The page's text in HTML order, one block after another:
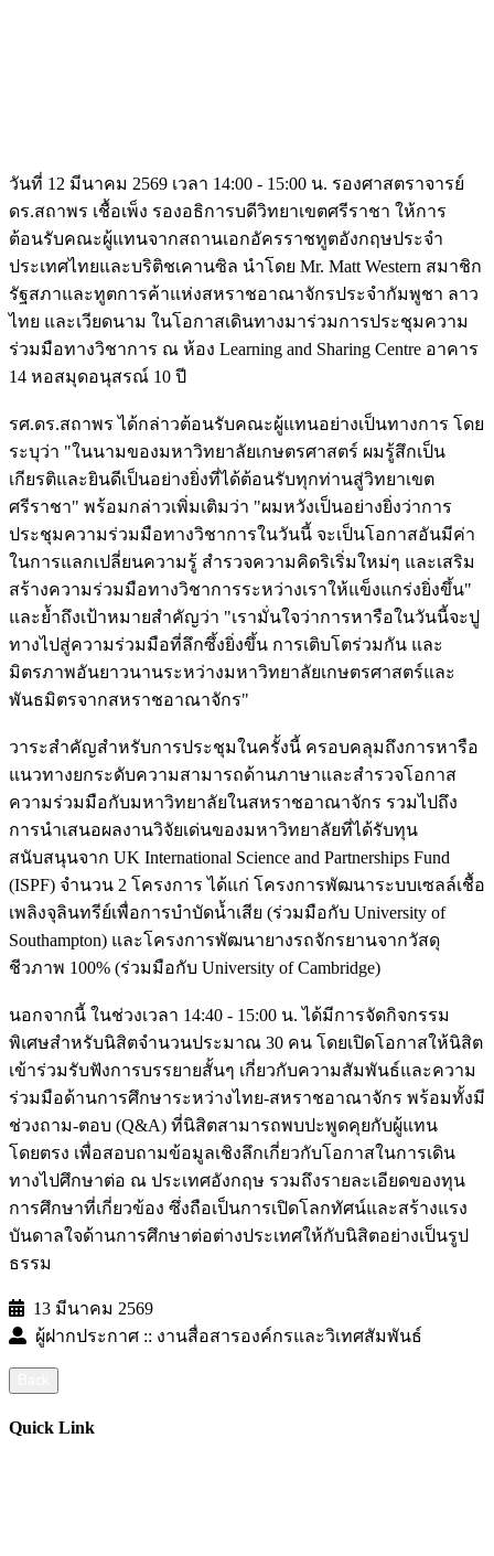
วันที่ 12 มีนาคม 2569 เวลา 14:00 - 15:00 น. รองศาสตราจารย์
ดร.สถาพร เชื้อเพ็ง รองอธิการบดีวิทยาเขตศรีราชา ให้การ
ต้อนรับคณะผู้แทนจากสถานเอกอัครราชทูตอังกฤษประจำ
ประเทศไทยและบริติชเคานซิล นำโดย Mr. Matt Western สมาชิก
รัฐสภาและทูตการค้าแห่งสหราชอาณาจักรประจำกัมพูชา ลาว
ไทย และเวียดนาม ในโอกาสเดินทางมาร่วมการประชุมความ
ร่วมมือทางวิชาการ ณ ห้อง Learning and Sharing Centre อาคาร
14 หอสมุดอนุสรณ์ 10 ปี
รศ.ดร.สถาพร ได้กล่าวต้อนรับคณะผู้แทนอย่างเป็นทางการ โดย
ระบุว่า "ในนามของมหาวิทยาลัยเกษตรศาสตร์ ผมรู้สึกเป็น
เกียรติและยินดีเป็นอย่างยิ่งที่ได้ต้อนรับทุกท่านสู่วิทยาเขต
ศรีราชา" พร้อมกล่าวเพิ่มเติมว่า "ผมหวังเป็นอย่างยิ่งว่าการ
ประชุมความร่วมมือทางวิชาการในวันนี้ จะเป็นโอกาสอันมีค่า
ในการแลกเปลี่ยนความรู้ สำรวจความคิดริเริ่มใหม่ๆ และเสริม
สร้างความร่วมมือทางวิชาการระหว่างเราให้แข็งแกร่งยิ่งขึ้น"
และย้ำถึงเป้าหมายสำคัญว่า "เรามั่นใจว่าการหารือในวันนี้จะปู
ทางไปสู่ความร่วมมือที่ลึกซึ้งยิ่งขึ้น การเติบโตร่วมกัน และ
มิตรภาพอันยาวนานระหว่างมหาวิทยาลัยเกษตรศาสตร์และ
พันธมิตรจากสหราชอาณาจักร"
วาระสำคัญสำหรับการประชุมในครั้งนี้ ครอบคลุมถึงการหารือ
แนวทางยกระดับความสามารถด้านภาษาและสำรวจโอกาส
ความร่วมมือกับมหาวิทยาลัยในสหราชอาณาจักร รวมไปถึง
การนำเสนอผลงานวิจัยเด่นของมหาวิทยาลัยที่ได้รับทุน
สนับสนุนจาก UK International Science and Partnerships Fund
(ISPF) จำนวน 2 โครงการ ได้แก่ โครงการพัฒนาระบบเซลล์เชื้อ
เพลิงจุลินทรีย์เพื่อการบำบัดน้ำเสีย (ร่วมมือกับ University of
Southampton) และโครงการพัฒนายางรถจักรยานจากวัสดุ
ชีวภาพ 100% (ร่วมมือกับ University of Cambridge)
นอกจากนี้ ในช่วงเวลา 14:40 - 15:00 น. ได้มีการจัดกิจกรรม
พิเศษสำหรับนิสิตจำนวนประมาณ 30 คน โดยเปิดโอกาสให้นิสิต
เข้าร่วมรับฟังการบรรยายสั้นๆ เกี่ยวกับความสัมพันธ์และความ
ร่วมมือด้านการศึกษาระหว่างไทย-สหราชอาณาจักร พร้อมทั้งมี
ช่วงถาม-ตอบ (Q&A) ที่นิสิตสามารถพบปะพูดคุยกับผู้แทน
โดยตรง เพื่อสอบถามข้อมูลเชิงลึกเกี่ยวกับโอกาสในการเดิน
ทางไปศึกษาต่อ ณ ประเทศอังกฤษ รวมถึงรายละเอียดของทุน
การศึกษาที่เกี่ยวข้อง ซึ่งถือเป็นการเปิดโลกทัศน์และสร้างแรง
บันดาลใจด้านการศึกษาต่อต่างประเทศให้กับนิสิตอย่างเป็นรูป
ธรรม
13 มีนาคม 2569
ผู้ฝากประกาศ :: งานสื่อสารองค์กรและวิเทศสัมพันธ์
Quick Link